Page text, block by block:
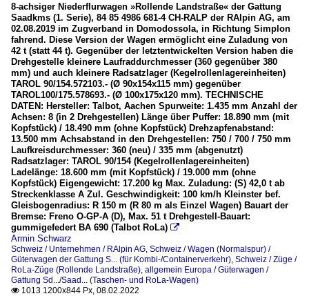
8-achsiger Niederflurwagen »Rollende Landstraße« der Gattung
Saadkms (1. Serie), 84 85 4986 681-4 CH-RALP der RAlpin AG, am
02.08.2019 im Zugverband in Domodossola, in Richtung Simplon
fahrend. Diese Version der Wagen ermöglicht eine Zuladung von
42 t (statt 44 t). Gegenüber der letztentwickelten Version haben die
Drehgestelle kleinere Laufraddurchmesser (360 gegenüber 380
mm) und auch kleinere Radsatzlager (Kegelrollenlagereinheiten)
TAROL 90/154.572103.- (Ø 90x154x115 mm) gegenüber
TAROL100/175.578693.- (Ø 100x175x120 mm). TECHNISCHE
DATEN: Hersteller: Talbot, Aachen Spurweite: 1.435 mm Anzahl der
Achsen: 8 (in 2 Drehgestellen) Länge über Puffer: 18.890 mm (mit
Kopfstück) / 18.490 mm (ohne Kopfstück) Drehzapfenabstand:
13.500 mm Achsabstand in den Drehgestellen: 750 / 700 / 750 mm
Laufkreisdurchmesser: 360 (neu) / 335 mm (abgenutzt)
Radsatzlager: TAROL 90/154 (Kegelrollenlagereinheiten)
Ladelänge: 18.600 mm (mit Kopfstück) / 19.000 mm (ohne
Kopfstück) Eigengewicht: 17.200 kg Max. Zuladung: (S) 42,0 t ab
Streckenklasse A Zul. Geschwindigkeit: 100 km/h Kleinster bef.
Gleisbogenradius: R 150 m (R 80 m als Einzel Wagen) Bauart der
Bremse: Freno O-GP-A (D), Max. 51 t Drehgestell-Bauart:
gummigefedert BA 690 (Talbot RoLa) 
Armin Schwarz
Schweiz / Unternehmen / RAlpin AG, Schweiz / Wagen (Normalspur) /
Güterwagen der Gattung S... (für Kombi-/Containerverkehr), Schweiz / Züge /
RoLa-Züge (Rollende Landstraße), allgemein Europa / Güterwagen /
Gattung Sd.../Saad... (Taschen- und RoLa-Wagen)
 1013 1200x844 Px, 08.02.2022